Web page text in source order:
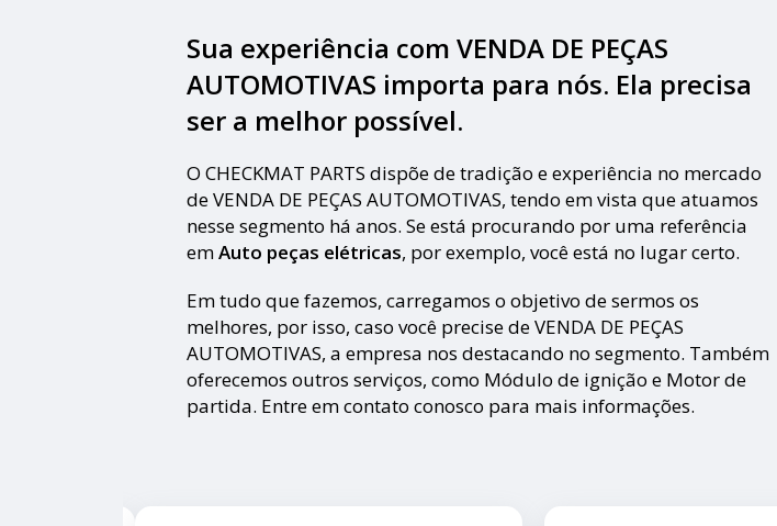
Sua experiência com VENDA DE PEÇAS
AUTOMOTIVAS importa para nós. Ela precisa
ser a melhor possível.
O CHECKMAT PARTS dispõe de tradição e experiência no mercado
de VENDA DE PEÇAS AUTOMOTIVAS, tendo em vista que atuamos
nesse segmento há anos. Se está procurando por uma referência
emAuto peças elétricas, por exemplo, você está no lugar certo.
Em tudo que fazemos, carregamos o objetivo de sermos os
melhores, por isso, caso você precise de VENDA DE PEÇAS
AUTOMOTIVAS, a empresa nos destacando no segmento. Também
oferecemos outros serviços, como Módulo de ignição e Motor de
partida. Entre em contato conosco para mais informações.